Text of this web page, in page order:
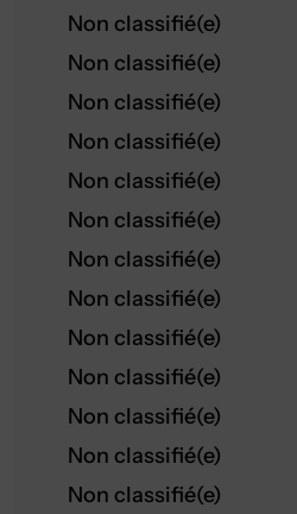
Non classifié(e)
Non classifié(e)
Non classifié(e)
Non classifié(e)
Non classifié(e)
Non classifié(e)
Non classifié(e)
Non classifié(e)
Non classifié(e)
Non classifié(e)
Non classifié(e)
Non classifié(e)
Non classifié(e)